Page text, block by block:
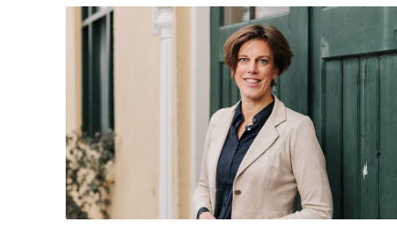
Alles voor je kind toch? Sinds enkele
weken is Trix Vahl een voetbalmoeder en
offert elke week een aantal uren op om
haar oudste zoon zijn droom om
profvoetballer te worden na te laten
jagen. Tegen wil en dank.